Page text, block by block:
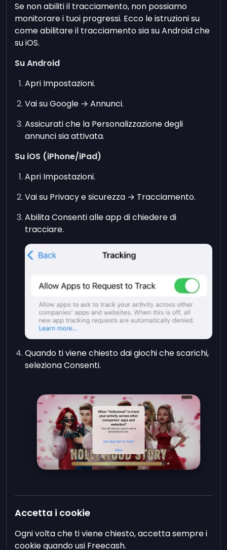
Se non abiliti il tracciamento, non possiamo
monitorare i tuoi progressi. Ecco le istruzioni su
come abilitare il tracciamento sia su Android che
su iOS.
Su Android
Apri Impostazioni.
Vai su Google → Annunci.
Assicurati che la Personalizzazione degli
annunci sia attivata.
Su iOS (iPhone/iPad)
Apri Impostazioni.
Vai su Privacy e sicurezza → Tracciamento.
Abilita Consenti alle app di chiedere di
tracciare.
Quando ti viene chiesto dai giochi che scarichi,
seleziona Consenti.
Accetta i cookie
Ogni volta che ti viene chiesto, accetta sempre i
cookie quando usi Freecash.